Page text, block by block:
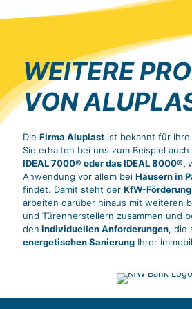
WEITERE
VON
Die Firma Aluplast ist bekannt für
Sie erhalten bei uns zum Beispiel auch
IDEAL 7000® oder das IDEAL 8000®,
Anwendung vor allem bei Häusern in
findet. Damit steht der KfW-Förderung
arbeiten darüber hinaus mit weiteren
und Türenherstellern zusammen und
den individuellen Anforderungen, die
energetischen Sanierung Ihrer